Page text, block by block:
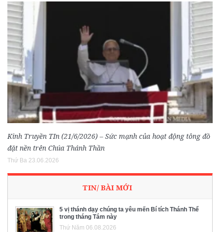
Kinh Truyền TIn (21/6/2026) – Sức mạnh của hoạt động tông đồ
đặt nền trên Chúa Thánh Thần
Thứ Ba 23.06.2026
TIN/ BÀI MỚI
5 vị thánh dạy chúng ta yêu mến Bí tích Thánh Thể
trong tháng Tám này
Thứ Năm 06.08.2026